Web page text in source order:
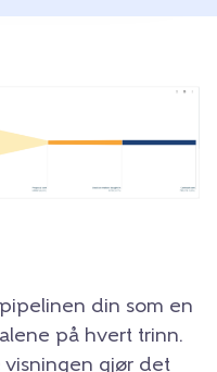
din som en
på hvert trinn.
gjør det